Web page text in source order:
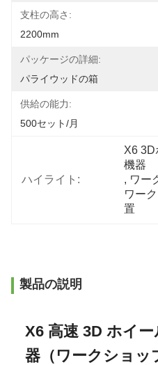
支柱の高さ:
2200mm
パッケージの詳細:
パライウッドの箱
供給の能力:
500セット/月
ハイライト:
X6 3D
機器
, ワー
ワー
置
製品の説明
X6 高速 3D ホイ
器（ワークショッ